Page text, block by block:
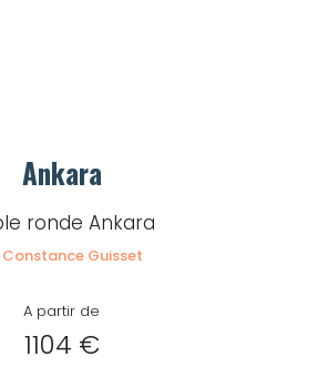
Ankara
ronde Ankara
Guisset
A partir de
1104 €